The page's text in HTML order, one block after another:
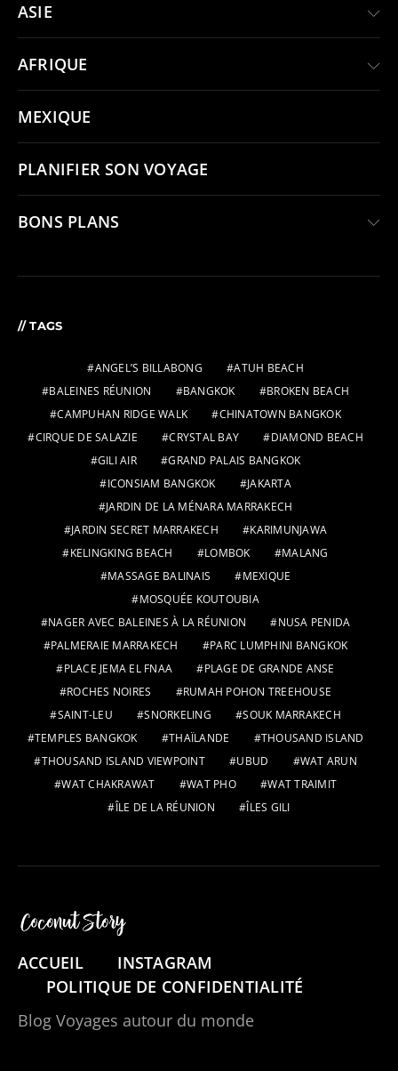
ASIE
AFRIQUE
MEXIQUE
PLANIFIER SON VOYAGE
BONS PLANS
// TAGS
ANGEL’S BILLABONG
ATUH BEACH
BALEINES RÉUNION
BANGKOK
BROKEN BEACH
CAMPUHAN RIDGE WALK
CHINATOWN BANGKOK
CIRQUE DE SALAZIE
CRYSTAL BAY
DIAMOND BEACH
GILI AIR
GRAND PALAIS BANGKOK
ICONSIAM BANGKOK
JAKARTA
JARDIN DE LA MÉNARA MARRAKECH
JARDIN SECRET MARRAKECH
KARIMUNJAWA
KELINGKING BEACH
LOMBOK
MALANG
MASSAGE BALINAIS
MEXIQUE
MOSQUÉE KOUTOUBIA
NAGER AVEC BALEINES À LA RÉUNION
NUSA PENIDA
PALMERAIE MARRAKECH
PARC LUMPHINI BANGKOK
PLACE JEMA EL FNAA
PLAGE DE GRANDE ANSE
ROCHES NOIRES
RUMAH POHON TREEHOUSE
SAINT-LEU
SNORKELING
SOUK MARRAKECH
TEMPLES BANGKOK
THAÏLANDE
THOUSAND ISLAND
THOUSAND ISLAND VIEWPOINT
UBUD
WAT ARUN
WAT CHAKRAWAT
WAT PHO
WAT TRAIMIT
ÎLE DE LA RÉUNION
ÎLES GILI
ACCUEIL
INSTAGRAM
POLITIQUE DE CONFIDENTIALITÉ
Blog Voyages autour du monde